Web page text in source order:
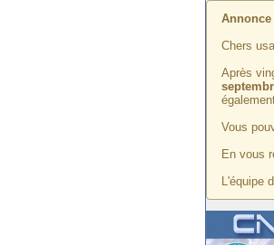
Annonce
Chers
Après
Vous
En vous
L'équipe